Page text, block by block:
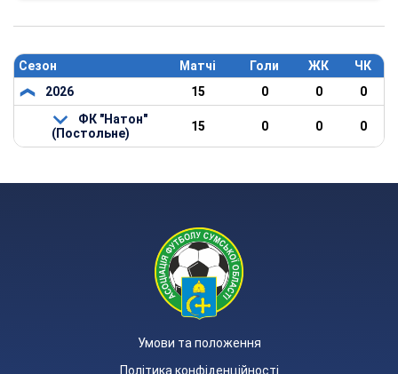
Сезон Матчі Голи ЖК
ЧК
2026
15 0 0
0
ФК "Натон"
(Постольне)
15 0 0 0
Умови та положення
Політика конфіденційності